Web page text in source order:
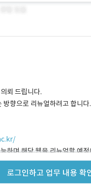
로그인하고 업무 내용 확
뢰 드립니다.
향으로 리뉴얼하려고 합니다.
하며 해당 웹을 리뉴얼할 예